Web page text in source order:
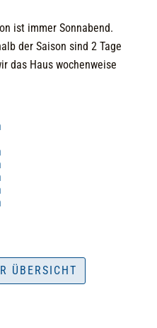
ist immer Sonnabend.
der Saison sind 2 Tage
das Haus wochenweise
ÜBERSICHT